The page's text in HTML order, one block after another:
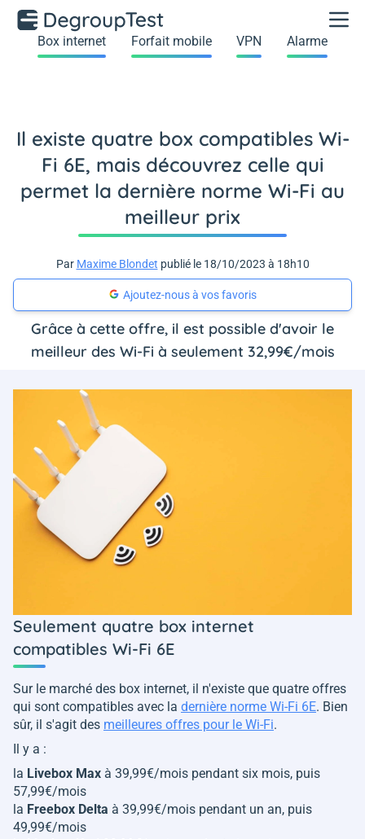
Box internet Forfait mobile VPN Alarme
Il existe quatre box compatibles Wi-
Fi 6E, mais découvrez celle qui
permet la dernière norme Wi-Fi au
meilleur prix
Par Maxime Blondet publié le 18/10/2023 à 18h10
Ajoutez-nous à vos favoris
Grâce à cette offre, il est possible d'avoir le
meilleur des Wi-Fi à seulement 32,99€/mois
Seulement quatre box internet
compatibles Wi-Fi 6E
Sur le marché des box internet, il n'existe que quatre offres
qui sont compatibles avec la dernière norme Wi-Fi 6E. Bien
sûr, il s'agit des meilleures offres pour le Wi-Fi.
Il y a :
la Livebox Max à 39,99€/mois pendant six mois, puis
57,99€/mois
la Freebox Delta à 39,99€/mois pendant un an, puis
49,99€/mois